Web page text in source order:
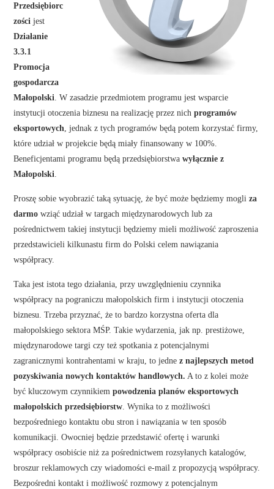
Przedsiębiorc
zości jest
Działanie
3.3.1
Promocja
gospodarcza
Małopolski. W zasadzie przedmiotem programu jest wsparcie
instytucji otoczenia biznesu na realizację przez nichprogramów
eksportowych, jednak z tych programów będą potem korzystać firmy,
które udział w projekcie będą miały finansowany w 100%.
Beneficjentami programu będą przedsiębiorstwawyłącznie z
Małopolski.
Proszę sobie wyobrazić taką sytuację, że być może będziemy mogliza
darmo wziąć udział w targach międzynarodowych lub za
pośrednictwem takiej instytucji będziemy mieli możliwość zaproszenia
przedstawicieli kilkunastu firm do Polski celem nawiązania
współpracy.
Taka jest istota tego działania, przy uwzględnieniu czynnika
współpracy na pograniczu małopolskich firm i instytucji otoczenia
biznesu. Trzeba przyznać, że to bardzo korzystna oferta dla
małopolskiego sektora MŚP. Takie wydarzenia, jak np. prestiżowe,
międzynarodowe targi czy też spotkania z potencjalnymi
zagranicznymi kontrahentami w kraju, to jednez najlepszych metod
pozyskiwania nowych kontaktów handlowych. A to z kolei może
być kluczowym czynnikiempowodzenia planów eksportowych
małopolskich przedsiębiorstw. Wynika to z możliwości
bezpośredniego kontaktu obu stron i nawiązania w ten sposób
komunikacji. Owocniej będzie przedstawić ofertę i warunki
współpracy osobiście niż za pośrednictwem rozsyłanych katalogów,
broszur reklamowych czy wiadomości e-mail z propozycją współpracy.
Bezpośredni kontakt i możliwość rozmowy z potencjalnym